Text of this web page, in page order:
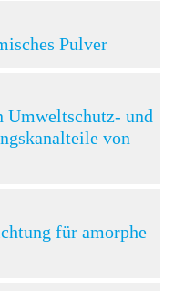
Pulver
Umweltschutz- und
von
für amorphe